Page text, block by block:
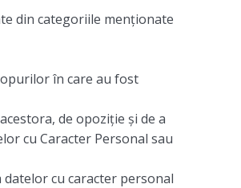
din categoriile menționate
în care au fost
de opoziţie şi de a
cu Caracter Personal sau
cu caracter personal